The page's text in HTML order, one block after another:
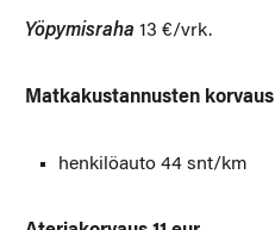
Yöpymisraha 13 €/vrk.
Matkakustannusten korvaus
henkilöauto 44 snt/km